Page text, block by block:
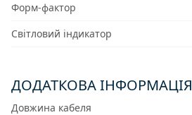
Форм-фактор
Світловий індикатор
ДОДАТКОВА ІНФОРМАЦІЯ
Довжина кабеля